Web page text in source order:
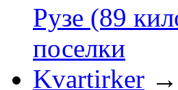
Рузе (89
поселки
Kvartirker →